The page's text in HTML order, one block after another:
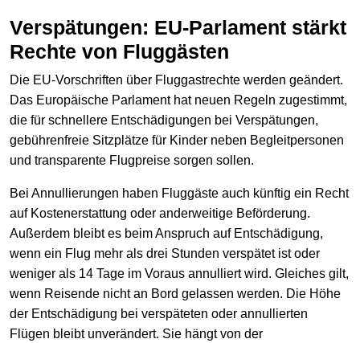
Verspätungen: EU-Parlament stärkt
Rechte von Fluggästen
Die EU-Vorschriften über Fluggastrechte werden geändert.
Das Europäische Parlament hat neuen Regeln zugestimmt,
die für schnellere Entschädigungen bei Verspätungen,
gebührenfreie Sitzplätze für Kinder neben Begleitpersonen
und transparente Flugpreise sorgen sollen.
Bei Annullierungen haben Fluggäste auch künftig ein Recht
auf Kostenerstattung oder anderweitige Beförderung.
Außerdem bleibt es beim Anspruch auf Entschädigung,
wenn ein Flug mehr als drei Stunden verspätet ist oder
weniger als 14 Tage im Voraus annulliert wird. Gleiches gilt,
wenn Reisende nicht an Bord gelassen werden. Die Höhe
der Entschädigung bei verspäteten oder annullierten
Flügen bleibt unverändert. Sie hängt von der